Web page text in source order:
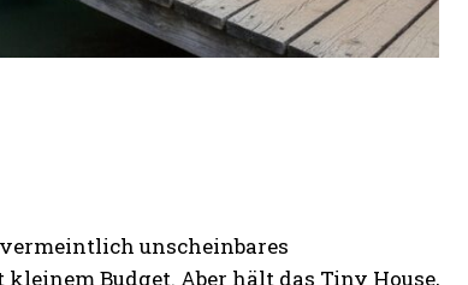
vermeintlich unscheinbares
Budget. Aber hält das Tiny House,